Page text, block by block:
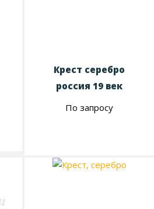
Крест серебро
россия 19 век
По запросу